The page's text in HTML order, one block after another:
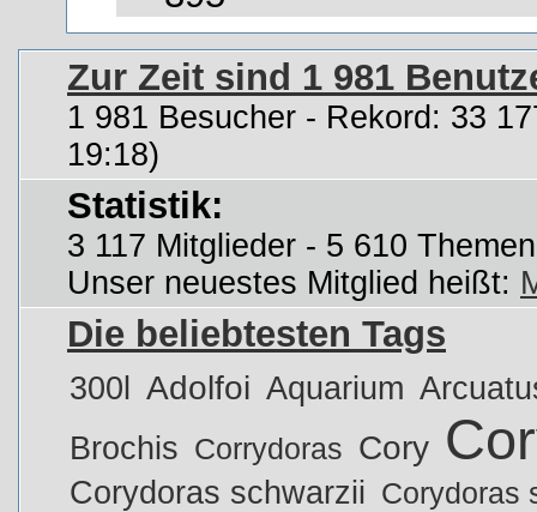
Zur Zeit sind 1 981
1 981 Besucher - Rekord: 33
19:18)
Statistik:
3 117 Mitglieder - 5 610
Unser neuestes Mitglied heißt:
Die beliebtesten Tags
300l Adolfoi Aquarium
Brochis Corrydoras Cory
Corydoras schwarzii Corydoras